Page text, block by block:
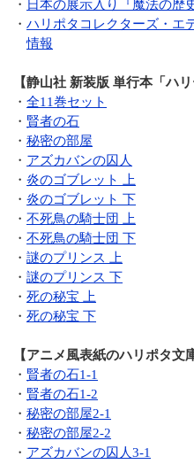
・ 日本の展示入り『魔法の歴
・ ハリポタコレクターズ・エ
情報
【静山社 新装版 単行本「ハ
・ 全11巻セット
・ 賢者の石
・ 秘密の部屋
・ アズカバンの囚人
・ 炎のゴブレット 上
・ 炎のゴブレット 下
・ 不死鳥の騎士団 上
・ 不死鳥の騎士団 下
・ 謎のプリンス 上
・ 謎のプリンス 下
・ 死の秘宝 上
・ 死の秘宝 下
【アニメ風表紙のハリポタ文
・ 賢者の石1-1
・ 賢者の石1-2
・ 秘密の部屋2-1
・ 秘密の部屋2-2
・ アズカバンの囚人3-1